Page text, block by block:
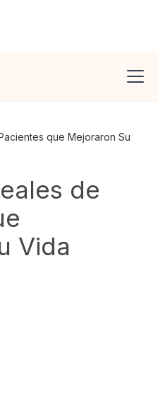
que Mejoraron Su
de
Vida